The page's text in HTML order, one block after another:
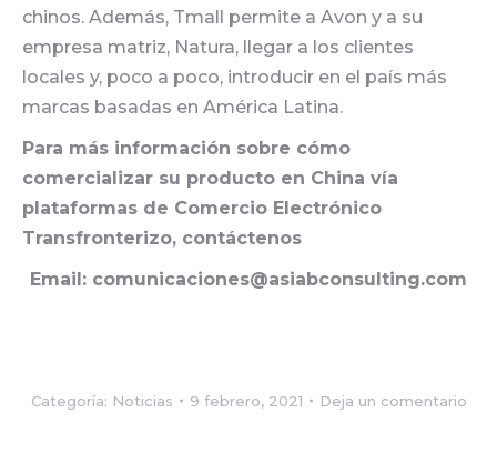
chinos. Además, Tmall permite a Avon y a su
empresa matriz, Natura, llegar a los clientes
locales y, poco a poco, introducir en el país más
marcas basadas en América Latina.
Para más información sobre cómo
comercializar su producto en China vía
plataformas de Comercio Electrónico
Transfronterizo, contáctenos
Email: comunicaciones@asiabconsulting.com
Categoría: Noticias 9 febrero, 2021 Deja un comentario